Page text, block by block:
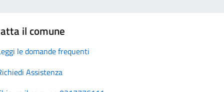
il comune
le domande frequenti
Assistenza